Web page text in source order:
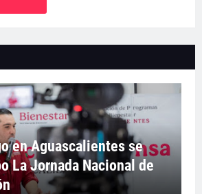
en Aguascalientes se
La Jornada Nacional de